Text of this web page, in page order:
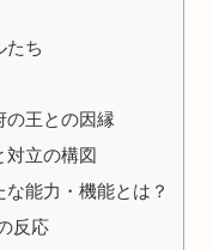
たち
の王との因縁
対立の構図
能力・機能とは？
反応